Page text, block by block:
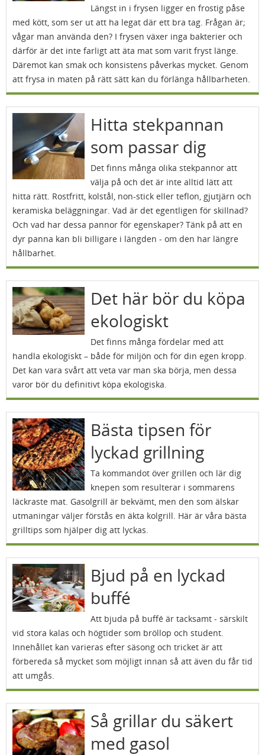
Längst in i frysen ligger en frostig påse
med kött, som ser ut att ha legat där ett bra tag. Frågan är;
vågar man använda den? I frysen växer inga bakterier och
därför är det inte farligt att äta mat som varit fryst länge.
Däremot kan smak och konsistens påverkas mycket. Genom
att frysa in maten på rätt sätt kan du förlänga hållbarheten.
Hitta stekpannan
som passar dig
Det finns många olika stekpannor att
välja på och det är inte alltid lätt att
hitta rätt. Rostfritt, kolstål, non-stick eller teflon, gjutjärn och
keramiska beläggningar. Vad är det egentligen för skillnad?
Och vad har dessa pannor för egenskaper? Tänk på att en
dyr panna kan bli billigare i längden - om den har längre
hållbarhet.
Det här bör du köpa
ekologiskt
Det finns många fördelar med att
handla ekologiskt – både för miljön och för din egen kropp.
Det kan vara svårt att veta var man ska börja, men dessa
varor bör du definitivt köpa ekologiska.
Bästa tipsen för
lyckad grillning
Ta kommandot över grillen och lär dig
knepen som resulterar i sommarens
läckraste mat. Gasolgrill är bekvämt, men den som älskar
utmaningar väljer förstås en äkta kolgrill. Här är våra bästa
grilltips som hjälper dig att lyckas.
Bjud på en lyckad
buffé
Att bjuda på buffé är tacksamt - särskilt
vid stora kalas och högtider som bröllop och student.
Innehållet kan varieras efter säsong och tricket är att
förbereda så mycket som möjligt innan så att även du får tid
att umgås.
Så grillar du säkert
med gasol